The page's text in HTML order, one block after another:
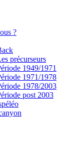
?
précurseurs
1949/1971
1971/1978
1978/2003
post 2003